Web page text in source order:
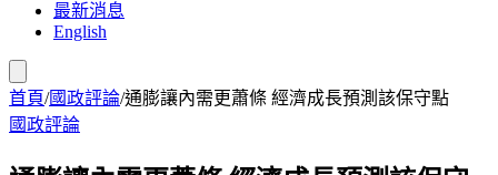
最新消息
English
首頁/國政評論/通膨讓內需更蕭條 經濟成長預測該保守點
國政評論